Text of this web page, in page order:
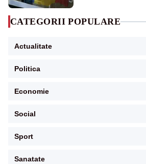
CATEGORII POPULARE
Actualitate
Politica
Economie
Social
Sport
Sanatate